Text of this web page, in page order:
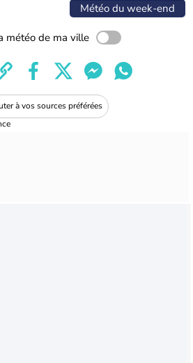
Météo du week-end
météo de ma ville
à vos sources préférées